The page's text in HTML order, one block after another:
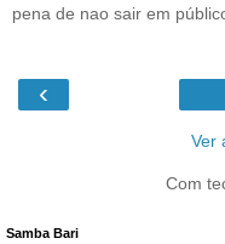
pena de nao sair em
‹
Ver
Com
Samba Bari